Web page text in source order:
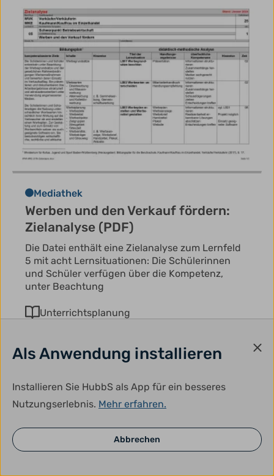
Mediathek
Werben und den Verkauf fördern:
Zielanalyse (PDF)
Die Datei enthält eine Zielanalyse zum Lernfeld
5 mit acht Lernsituationen: Die Schülerinnen
und Schüler verfügen über die Kompetenz,
unter Beachtung
Unterrichtsplanung
Als Anwendung installieren
Installieren Sie HubbS als App für ein besseres
Nutzungserlebnis. Mehr erfahren.
Abbrechen